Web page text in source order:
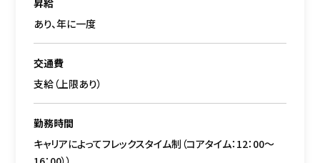
昇給
あり、年に一度
交通費
支給（上限あり）
勤務時間
キャリアによってフレックスタイム制（コアタイム：12：00～